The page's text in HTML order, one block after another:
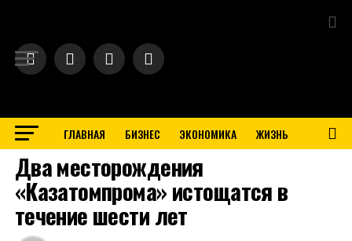
ГЛАВНАЯ БИЗНЕС ЭКОНОМИКА ЖИЗНЬ
BUSINESS
Два месторождения
«Казатомпрома» истощатся в
течение шести лет